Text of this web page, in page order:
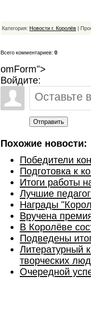
Категория: Новости г. Королёв |
Всего комментариев: 0
omForm">
Войдите:
Отправить
Похожие новости:
Победители
Подготовка к
Итоги работы
Лучшие
Награды
Вручена
В Королёве
Подведены
Литературный
творческих
Очередной